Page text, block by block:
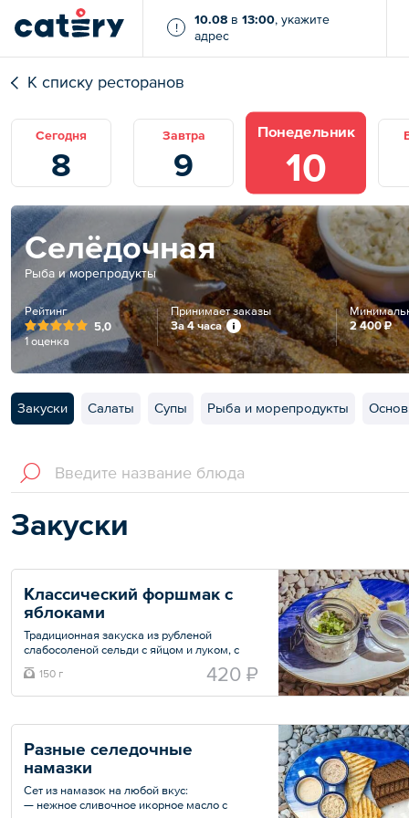
!
10.08 в 13:00, укажите
адрес
К списку ресторанов
Сегодня
8
Завтра
9
Понедельник
10
Селёдочная
Рыба и морепродукты
Рейтинг
5,0
1 оценка
Принимает заказы
За 4 часа
2 400 ₽
Закуски Салаты Супы Рыба и морепродукты
Закуски
Классический форшмак с
яблоками
Традиционная закуска из рубленой
слабосоленой сельди с яйцом и луком, с
яблоком, которое сбалансирует вкус
сельди. Подается со сливочным маслом и
150 г 420 ₽
Разные селедочные
намазки
Сет из намазок на любой вкус:
— нежное сливочное икорное масло с